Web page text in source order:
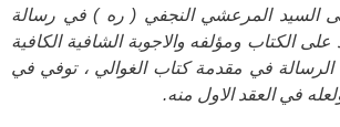
السيد المرعشي النجفي ( ره ) في رسالة
على الكتاب ومؤلفه والاجوبة الشافية الكافية
في مقدمة كتاب الغوالي ، توفي في
في العقد الاول منه.